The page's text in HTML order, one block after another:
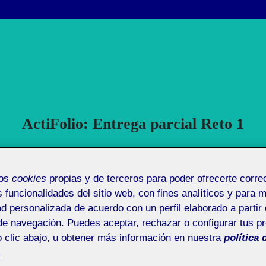
ActiFolio: Entrega parcial Reto 1
parcial – Reto 01
cookies propias y de terceros para poder ofrecerte
funcionalidades del sitio web, con fines analíticos y para
personalizada de acuerdo con un perfil elaborado a partir
navegación. Puedes aceptar, rechazar o configurar tus
clic abajo, u obtener más información en nuestra política